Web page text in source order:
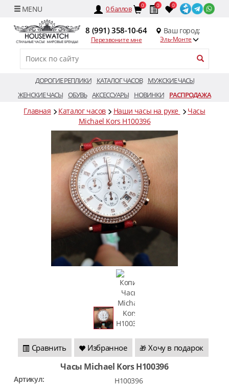
0баллов 0 0 0
8 (991) 358-10-64
Перезвоните мне
Ваш город:
Эль-Монте
ДОРОГИЕ РЕПЛИКИ КАТАЛОГ ЧАСОВ
МУЖСКИЕ ЧАСЫ
ЖЕНСКИЕ ЧАСЫ ОБУВЬ АКСЕССУАРЫ НОВИНКИ РАСПРОДАЖА
Главная Каталог часов Наши часы на руке
Часы
Michael Kors H100396
Сравнить Избранное 🎁 Хочу в подарок
Часы Michael Kors H100396
Артикул:
H100396